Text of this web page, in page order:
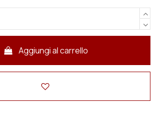
Aggiungi al carrello